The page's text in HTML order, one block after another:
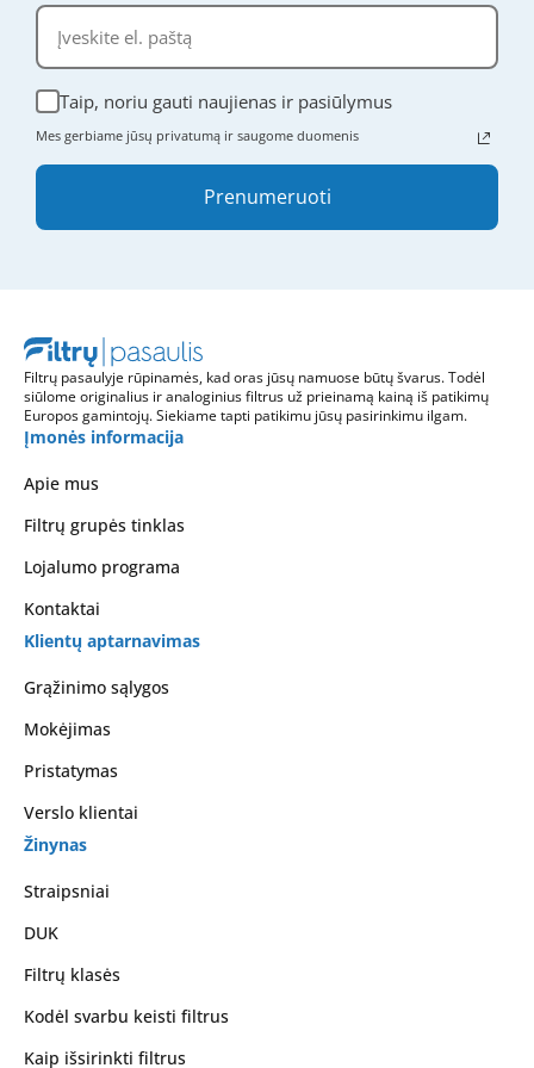
Taip, noriu gauti naujienas ir pasiūlymus
Mes gerbiame jūsų privatumą ir saugome duomenis
Prenumeruoti
Filtrų pasaulyje rūpinamės, kad oras jūsų namuose būtų švarus. Todėl
siūlome originalius ir analoginius filtrus už prieinamą kainą iš patikimų
Europos gamintojų. Siekiame tapti patikimu jūsų pasirinkimu ilgam.
Įmonės informacija
Apie mus
Filtrų grupės tinklas
Lojalumo programa
Kontaktai
Klientų aptarnavimas
Grąžinimo sąlygos
Mokėjimas
Pristatymas
Verslo klientai
Žinynas
Straipsniai
DUK
Filtrų klasės
Kodėl svarbu keisti filtrus
Kaip išsirinkti filtrus